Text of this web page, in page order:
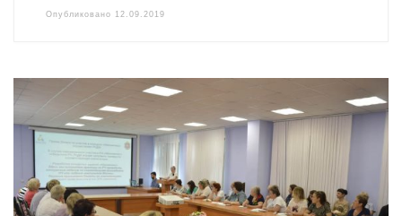
Опубликовано 12.09.2019